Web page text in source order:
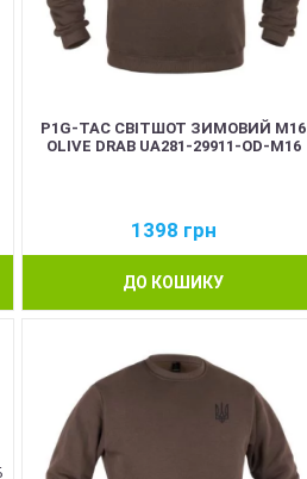
P1G-TAC СВІТШОТ ЗИМОВИЙ M16
OLIVE DRAB UA281-29911-OD-M16
1398 грн
ДО КОШИКУ